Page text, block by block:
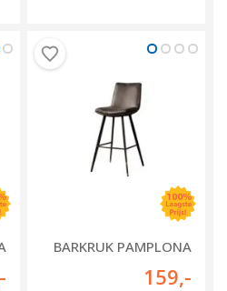
BARKRUK PAMPLONA
159,-